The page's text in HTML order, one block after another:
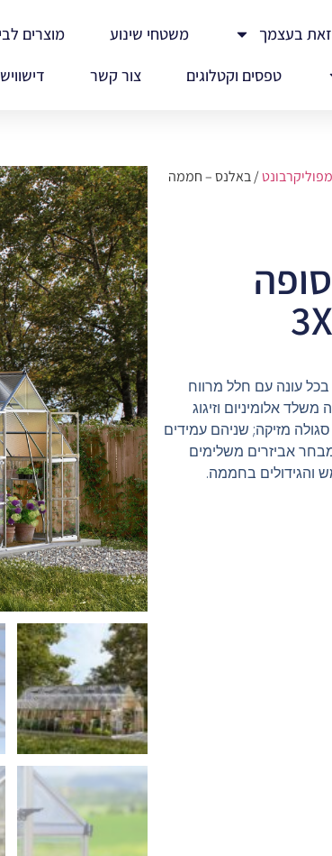
בעצמך משטחי שינוע מוצרים
טפסים וקטלוגים צור קשר
/ באלנס – חממה
עונה עם חלל מרווח
אלומיניום וזיגוג
מזיקה; שניהם עמידים
אביזרים משלימים
בחממה.